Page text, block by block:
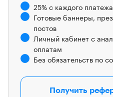
25% с каждого
Готовые баннеры,
постов
Личный кабинет с
оплатам
Без обязательств по
Получить